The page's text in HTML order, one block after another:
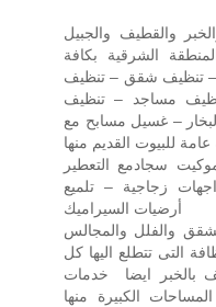
والقطيف والجبيل
وكل مدن المنطقة الشرقية بكافة
– تنظيف شقق – تنظيف
مساجد – تنظيف
– غسيل مسابح مع
للبيوت القديم منها
سجادمع التعطير
زجاجية – تلميع
أرضيات السيراميك
والفلل والمجالس
التى تتطلع اليها كل
بالخبر ايضا خدمات
الكبيرة منها